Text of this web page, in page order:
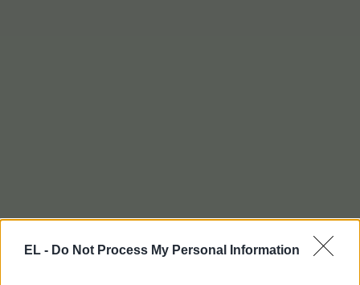
EL - Do Not Process My Personal Information